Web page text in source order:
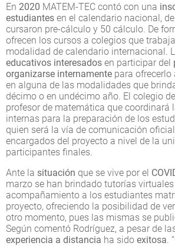
En 2020 MATEM-TEC contó con una
estudiantes en el calendario nacional,
cursaron pre-cálculo y 50 cálculo. De
ofrecen los cursos a colegios que
modalidad de calendario internacional.
educativos interesados en participar del
organizarse internamente para
en alguna de las modalidades que
décimo o en undécimo año. El colegio
profesor de matemática que coordinará
internas para la preparación de los
quien será la vía de comunicación
encargados del proyecto a nivel de la
participantes finales.
Ante la situación que se vive por el
marzo se han brindado tutorías
acompañamiento a los estudiantes
proyecto, ofreciendo la posibilidad de
otro momento, pues las mismas se
Según comentó Rodríguez, a pesar de
experiencia a distancia ha sido exitosa.